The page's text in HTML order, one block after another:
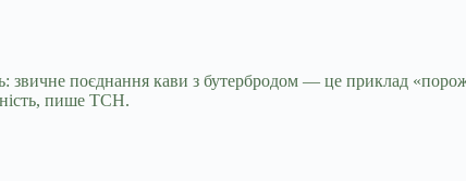
звичне поєднання кави з бутербродом — це приклад
пише ТСН.